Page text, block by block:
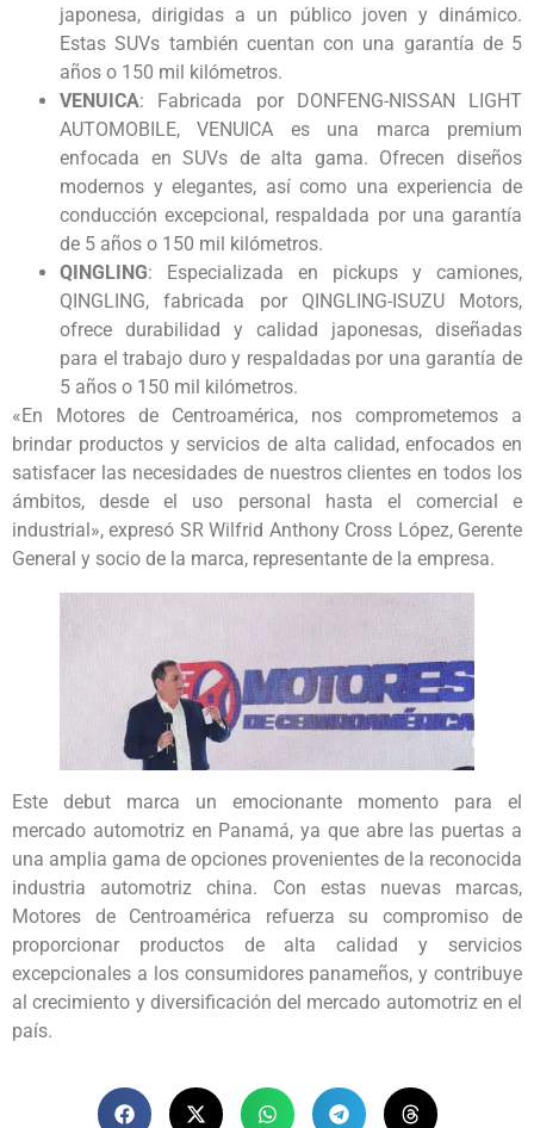
japonesa, dirigidas a un público joven y dinámico.
Estas SUVs también cuentan con una garantía de 5
años o 150 mil kilómetros.
VENUICA: Fabricada por DONFENG-NISSAN LIGHT
AUTOMOBILE, VENUICA es una marca premium
enfocada en SUVs de alta gama. Ofrecen diseños
modernos y elegantes, así como una experiencia de
conducción excepcional, respaldada por una garantía
de 5 años o 150 mil kilómetros.
QINGLING: Especializada en pickups y camiones,
QINGLING, fabricada por QINGLING-ISUZU Motors,
ofrece durabilidad y calidad japonesas, diseñadas
para el trabajo duro y respaldadas por una garantía de
5 años o 150 mil kilómetros.
«En Motores de Centroamérica, nos comprometemos a
brindar productos y servicios de alta calidad, enfocados en
satisfacer las necesidades de nuestros clientes en todos los
ámbitos, desde el uso personal hasta el comercial e
industrial», expresó SR Wilfrid Anthony Cross López, Gerente
General y socio de la marca, representante de la empresa.
Este debut marca un emocionante momento para el
mercado automotriz en Panamá, ya que abre las puertas a
una amplia gama de opciones provenientes de la reconocida
industria automotriz china. Con estas nuevas marcas,
Motores de Centroamérica refuerza su compromiso de
proporcionar productos de alta calidad y servicios
excepcionales a los consumidores panameños, y contribuye
al crecimiento y diversificación del mercado automotriz en el
país.